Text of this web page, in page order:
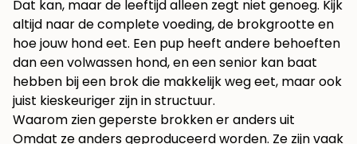
Dat kan, maar de leeftijd alleen zegt niet genoeg. Kijk
altijd naar de complete voeding, de brokgrootte en
hoe jouw hond eet. Een pup heeft andere behoeften
dan een volwassen hond, en een senior kan baat
hebben bij een brok die makkelijk weg eet, maar ook
juist kieskeuriger zijn in structuur.
Waarom zien geperste brokken er anders uit
Omdat ze anders geproduceerd worden. Ze zijn vaak